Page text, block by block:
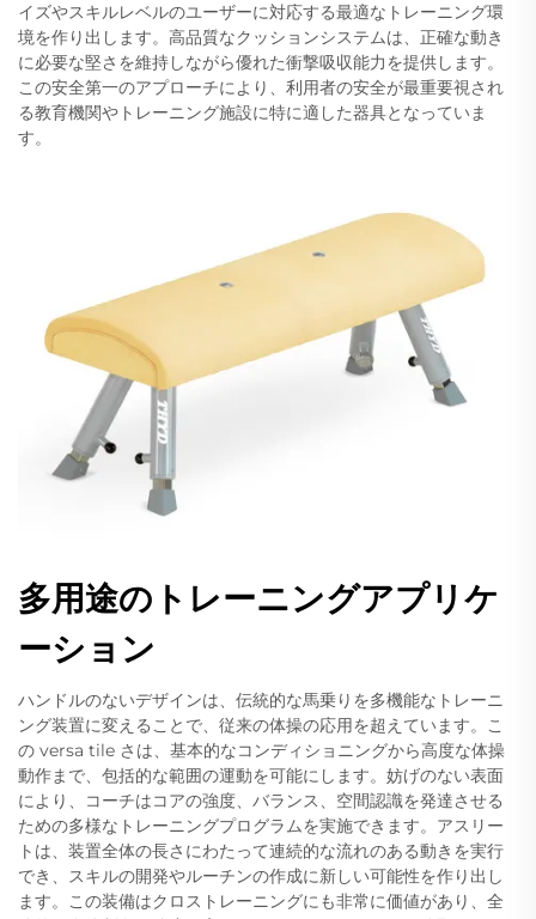
イズやスキルレベルのユーザーに対応する最適なトレーニング環
境を作り出します。高品質なクッションシステムは、正確な動き
に必要な堅さを維持しながら優れた衝撃吸収能力を提供します。
この安全第一のアプローチにより、利用者の安全が最重要視され
る教育機関やトレーニング施設に特に適した器具となっていま
す。
多用途のトレーニングアプリケ
ーション
ハンドルのないデザインは、伝統的な馬乗りを多機能なトレーニ
ング装置に変えることで、従来の体操の応用を超えています。こ
の versa tile さは、基本的なコンディショニングから高度な体操
動作まで、包括的な範囲の運動を可能にします。妨げのない表面
により、コーチはコアの強度、バランス、空間認識を発達させる
ための多様なトレーニングプログラムを実施できます。アスリー
トは、装置全体の長さにわたって連続的な流れのある動きを実行
でき、スキルの開発やルーチンの作成に新しい可能性を作り出し
ます。この装備はクロストレーニングにも非常に価値があり、全